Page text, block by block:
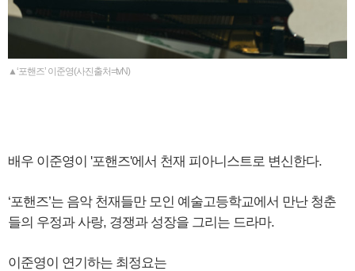
▲‘포핸즈’ 이준영(사진출처=tvN)
배우 이준영이 '포핸즈'에서 천재 피아니스트로 변신한다.
‘포핸즈’는 음악 천재들만 모인 예술고등학교에서 만난 청춘
들의 우정과 사랑, 경쟁과 성장을 그리는 드라마.
​이준영이 연기하는 최정요는